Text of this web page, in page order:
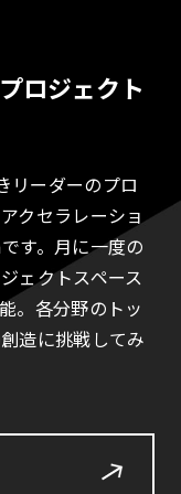
ロジェクト
リーダーのプロ
クセラレーショ
す。月に一度の
ェクトスペース
。各分野のトッ
造に挑戦してみ